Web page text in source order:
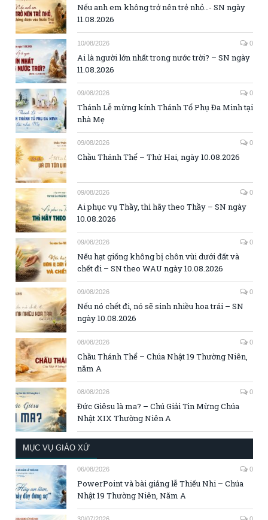
Nếu anh em không trở nên trẻ nhỏ…- SN ngày
11.08.2026
10/08/2026 0
Ai là người lớn nhất trong nước trời? – SN ngày
11.08.2026
09/08/2026 0
Thánh Lễ mừng kính Thánh Tổ Phụ Đa Minh tại
nhà Mẹ
09/08/2026 0
Chầu Thánh Thể – Thứ Hai, ngày 10.08.2026
09/08/2026 0
Ai phục vụ Thầy, thì hãy theo Thầy – SN ngày
10.08.2026
09/08/2026 0
Nếu hạt giống không bị chôn vùi dưới đất và
chết đi – SN theo WAU ngày 10.08.2026
09/08/2026 0
Nếu nó chết đi, nó sẽ sinh nhiều hoa trái – SN
ngày 10.08.2026
08/08/2026 0
Chầu Thánh Thể – Chúa Nhật 19 Thường Niên,
năm A
08/08/2026 0
Đức Giêsu là ma? – Chú Giải Tin Mừng Chúa
Nhật XIX Thường Niên A
MỤC VỤ GIÁO XỨ
06/08/2026 0
PowerPoint và bài giảng lễ Thiếu Nhi – Chúa
Nhật 19 Thường Niên, Năm A